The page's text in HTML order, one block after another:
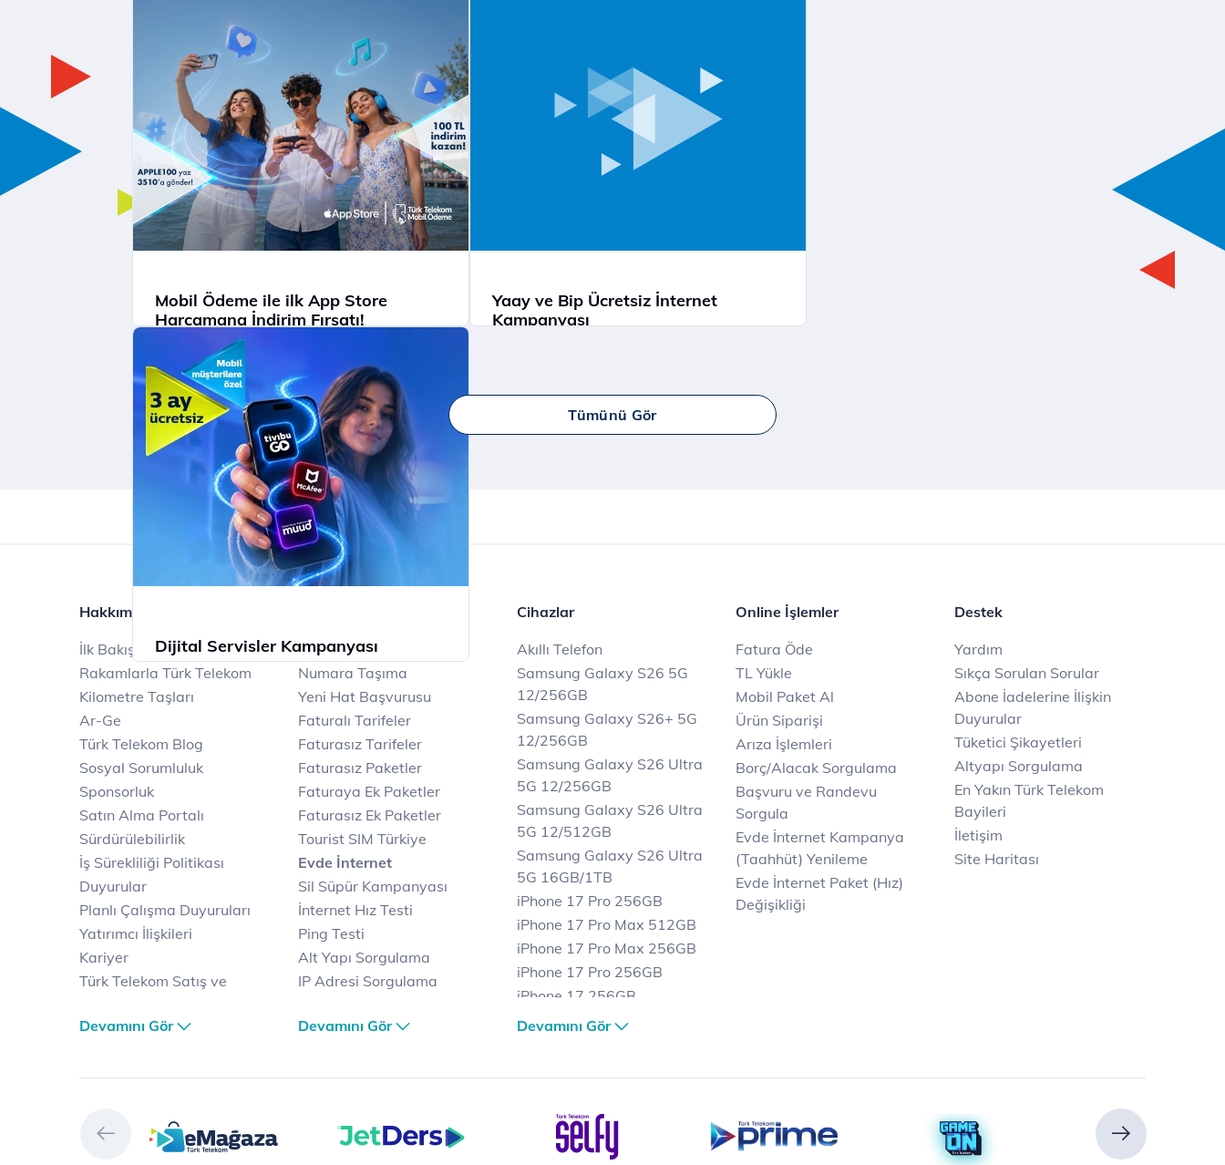
Mobil Ödeme ile ilk App Store
Harcamana İndirim Fırsatı!
Mobil Ödeme ile App Store'da ilk
harcamana indirim kazan.
İncele
Yaay ve Bip Ücretsiz İnternet
Kampanyası
Dijital Servisler Kampanyası
Muud Premium, Tivibu GO ve McAfee ile
dijital dünyanın tadını çıkarın!
İncele
Tümünü Gör
Hakkımızda
İlk Bakışta Türk Telekom
Rakamlarla Türk Telekom
Kilometre Taşları
Ar-Ge
Türk Telekom Blog
Sosyal Sorumluluk
Sponsorluk
Satın Alma Portalı
Sürdürülebilirlik
İş Sürekliliği Politikası
Duyurular
Planlı Çalışma Duyuruları
Yatırımcı İlişkileri
Kariyer
Türk Telekom Satış ve
Türk Telekom Finansal
Türk Telekom Afet Tedbirleri
Prime
Devamını Gör
Mobil
Numara Taşıma
Yeni Hat Başvurusu
Faturalı Tarifeler
Faturasız Tarifeler
Faturasız Paketler
Faturaya Ek Paketler
Faturasız Ek Paketler
Tourist SIM Türkiye
Evde İnternet
Sil Süpür Kampanyası
İnternet Hız Testi
Ping Testi
Alt Yapı Sorgulama
IP Adresi Sorgulama
Avantajlı İnternet
Fiber İnternet
İnternet Kampanyaları
Ev Telefonu
Devamını Gör
Cihazlar
Akıllı Telefon
Samsung Galaxy S26 5G
12/256GB
Samsung Galaxy S26+ 5G
12/256GB
Samsung Galaxy S26 Ultra
5G 12/256GB
Samsung Galaxy S26 Ultra
5G 12/512GB
Samsung Galaxy S26 Ultra
5G 16GB/1TB
iPhone 17 Pro 256GB
iPhone 17 Pro Max 512GB
iPhone 17 Pro Max 256GB
iPhone 17 Pro 256GB
iPhone 17 256GB
iPhone 17 Air 256GB
Casper Nirvana C370
Notebook
Devamını Gör
Online İşlemler
Fatura Öde
TL Yükle
Mobil Paket Al
Ürün Siparişi
Arıza İşlemleri
Borç/Alacak Sorgulama
Başvuru ve Randevu
Sorgula
Evde İnternet Kampanya
(Taahhüt) Yenileme
Evde İnternet Paket (Hız)
Değişikliği
Destek
Yardım
Sıkça Sorulan Sorular
Abone İadelerine İlişkin
Duyurular
Tüketici Şikayetleri
Altyapı Sorgulama
En Yakın Türk Telekom
Bayileri
İletişim
Site Haritası